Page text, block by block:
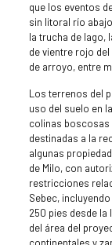
que los eventos
sin litoral río
la trucha de lago,
de vientre rojo
de arroyo, entre
Los terrenos del
uso del suelo en
colinas
destinadas a la
algunas
de Milo, con
restricciones
Sebec,
250 pies desde la
del área del